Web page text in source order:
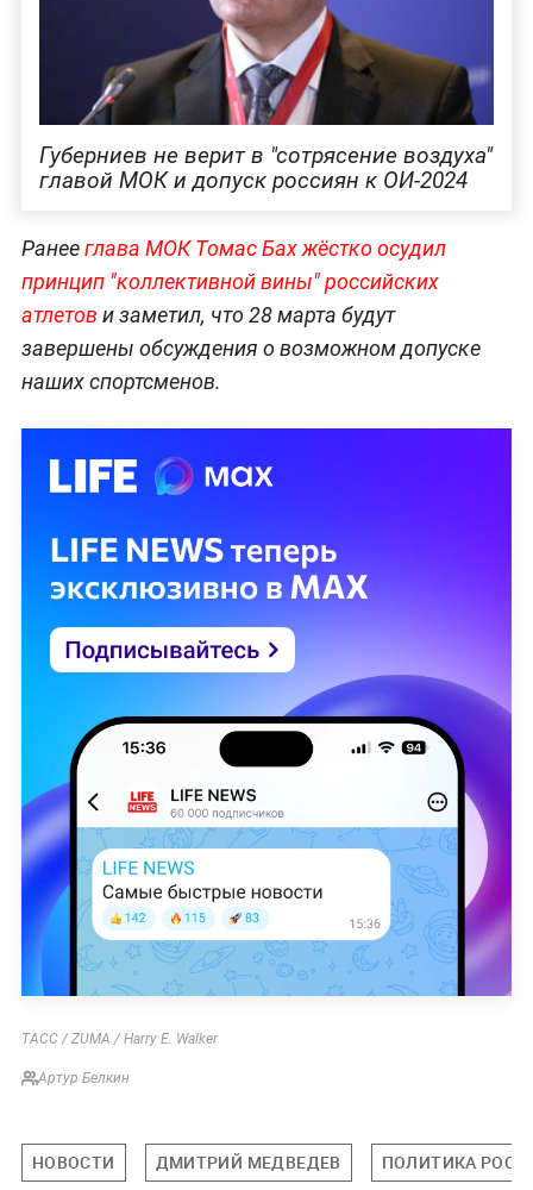
Губерниев не верит в "сотрясение воздуха"
главой МОК и допуск россиян к ОИ-2024
Ранееглава МОК Томас Бах жёстко осудил
принцип "коллективной вины" российских
атлетов и заметил, что 28 марта будут
завершены обсуждения о возможном допуске
наших спортсменов.
ТАСС / ZUMA / Harry E. Walker
Артур Белкин
НОВОСТИ ДМИТРИЙ МЕДВЕДЕВ ПОЛИТИКА